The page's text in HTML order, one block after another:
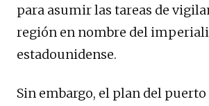
para asumir las tareas de
región en nombre del
estadounidense.
Sin embargo, el plan del